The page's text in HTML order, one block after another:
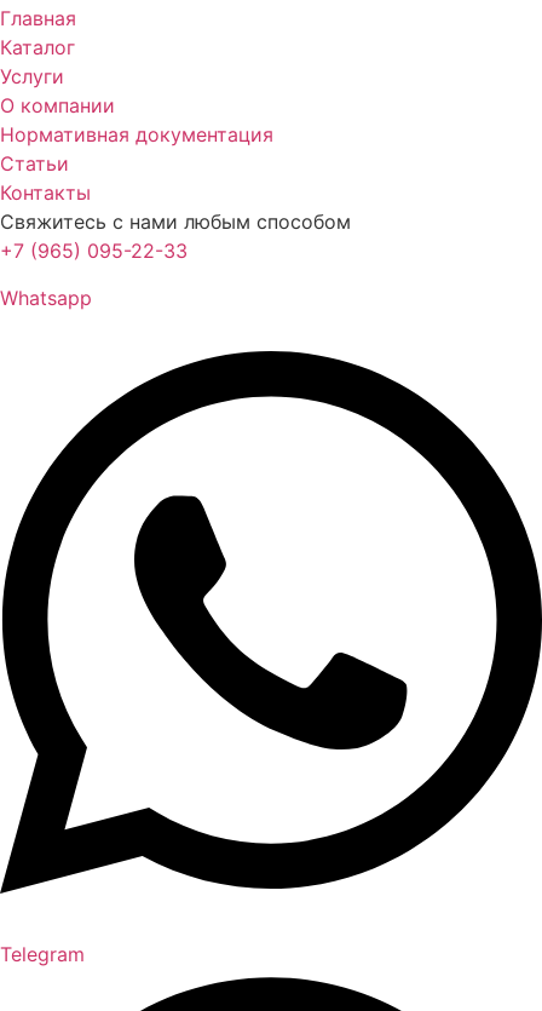
Главная
Каталог
Услуги
О компании
Нормативная документация
Статьи
Контакты
Свяжитесь с нами любым способом
+7 (965) 095-22-33
Whatsapp
Telegram